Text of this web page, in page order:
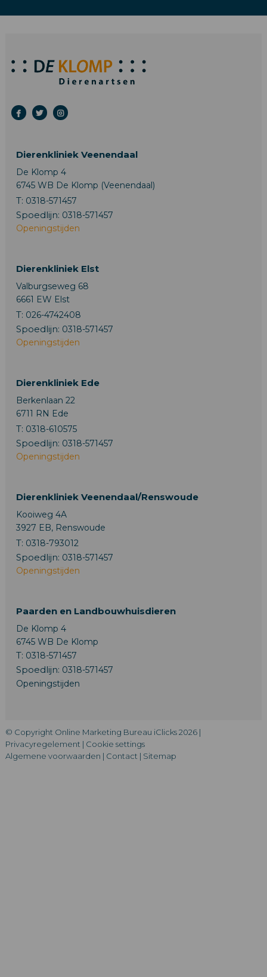
Dierenkliniek Veenendaal
De Klomp 4
6745 WB De Klomp (Veenendaal)
T: 0318-571457
Spoedlijn: 0318-571457
Openingstijden
Dierenkliniek Elst
Valburgseweg 68
6661 EW Elst
T: 026-4742408
Spoedlijn: 0318-571457
Openingstijden
Dierenkliniek Ede
Berkenlaan 22
6711 RN Ede
T: 0318-610575
Spoedlijn: 0318-571457
Openingstijden
Dierenkliniek Veenendaal/Renswoude
Kooiweg 4A
3927 EB, Renswoude
T: 0318-793012
Spoedlijn: 0318-571457
Openingstijden
Paarden en Landbouwhuisdieren
De Klomp 4
6745 WB De Klomp
T: 0318-571457
Spoedlijn: 0318-571457
Openingstijden
© Copyright Online Marketing Bureau iClicks 2026 |
Privacyregelement | Cookie settings
Algemene voorwaarden | Contact | Sitemap